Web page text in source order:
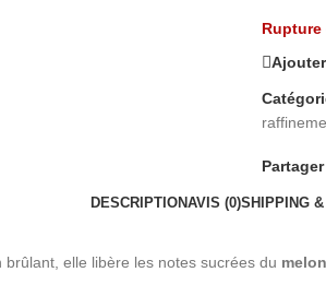
Partager
DESCRIPTIONAVIS (0)SHIPPING
elle libère les notes sucrées du